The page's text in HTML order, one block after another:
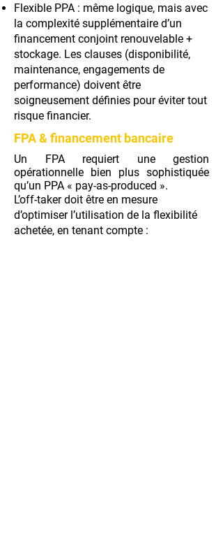
Flexible PPA : même logique, mais avec
la complexité supplémentaire d’un
financement conjoint renouvelable +
stockage. Les clauses (disponibilité,
maintenance, engagements de
performance) doivent être
soigneusement définies pour éviter tout
risque financier.
FPA & financement bancaire
Un FPA requiert une gestion
opérationnelle bien plus sophistiquée
qu’un PPA « pay-as-produced ».
L’off-taker doit être en mesure
d’optimiser l’utilisation de la flexibilité
achetée, en tenant compte :